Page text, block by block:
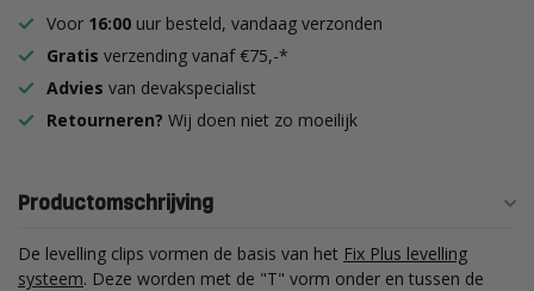
Voor 16:00 uur besteld, vandaag verzonden
Gratis verzending vanaf €75,-*
Advies van devakspecialist
Retourneren? Wij doen niet zo moeilijk
Productomschrijving
De levelling clips vormen de basis van het Fix Plus levelling
systeem. Deze worden met de "T" vorm onder en tussen de